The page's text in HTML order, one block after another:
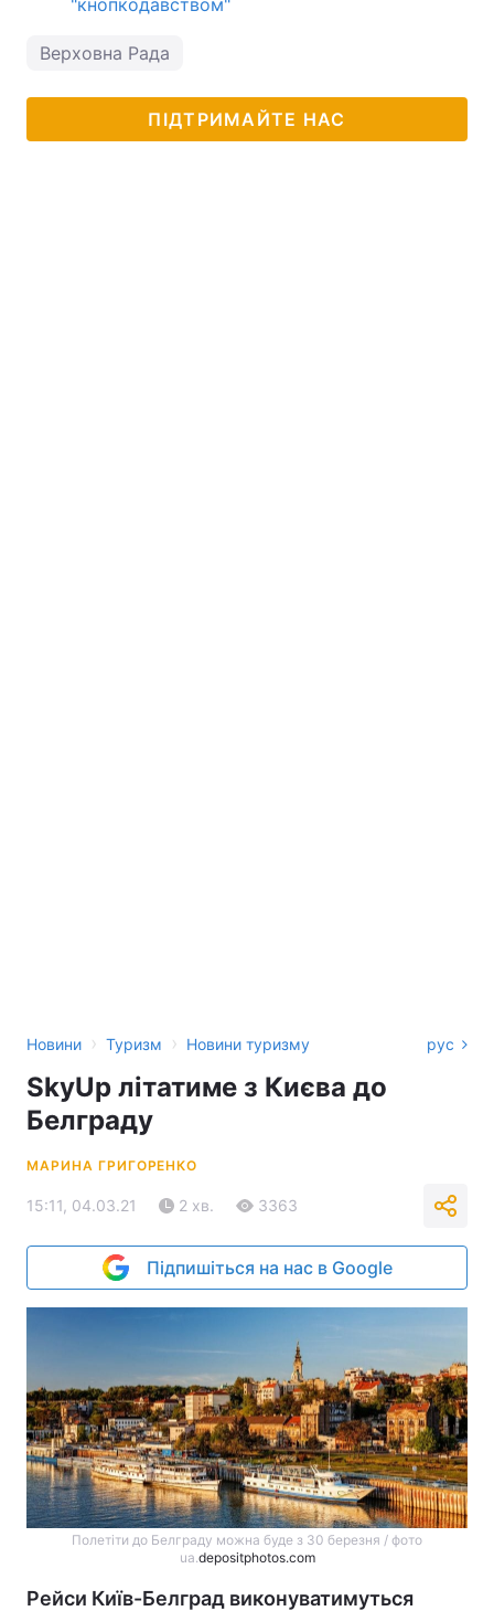
"кнопкодавством"
Верховна Рада
ПІДТРИМАЙТЕ НАС
Новини › Туризм › Новини туризму рус
SkyUp літатиме з Києва до
Белграду
МАРИНА ГРИГОРЕНКО
15:11, 04.03.21 2 хв. 3363
Підпишіться на нас в Google
Полетіти до Белграду можна буде з 30 березня / фото
ua.depositphotos.com
Рейси Київ-Белград виконуватимуться